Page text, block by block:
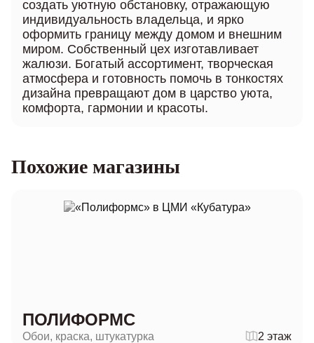
создать уютную обстановку, отражающую
индивидуальность владельца, и ярко
оформить границу между домом и внешним
миром. Собственный цех изготавливает
жалюзи. Богатый ассортимент, творческая
атмосфера и готовность помочь в тонкостях
дизайна превращают дом в царство уюта,
комфорта, гармонии и красоты.
Похожие магазины
ПОЛИФОРМС
Обои, краска, штукатурка 2 этаж